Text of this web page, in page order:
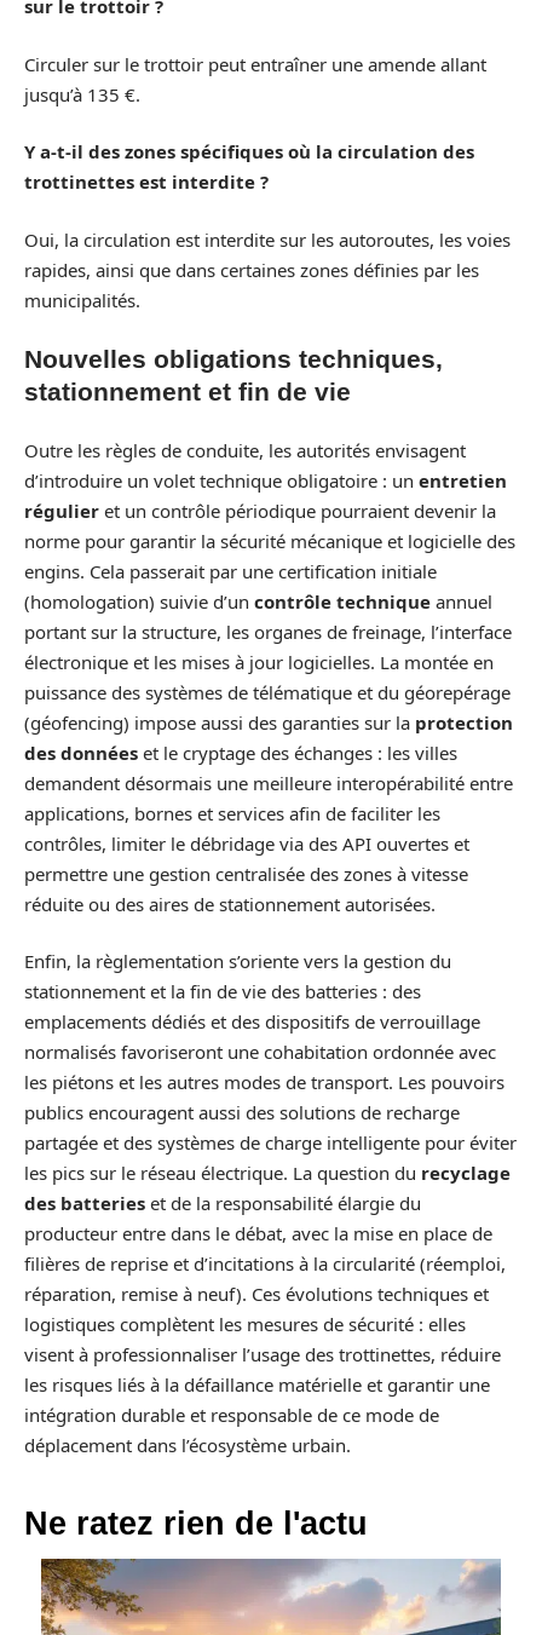
sur le trottoir ?
Circuler sur le trottoir peut entraîner une amende allant
jusqu’à 135 €.
Y a-t-il des zones spécifiques où la circulation des
trottinettes est interdite ?
Oui, la circulation est interdite sur les autoroutes, les voies
rapides, ainsi que dans certaines zones définies par les
municipalités.
Nouvelles obligations techniques,
stationnement et fin de vie
Outre les règles de conduite, les autorités envisagent
d’introduire un volet technique obligatoire : un entretien
régulier et un contrôle périodique pourraient devenir la
norme pour garantir la sécurité mécanique et logicielle des
engins. Cela passerait par une certification initiale
(homologation) suivie d’un contrôle technique annuel
portant sur la structure, les organes de freinage, l’interface
électronique et les mises à jour logicielles. La montée en
puissance des systèmes de télématique et du géorepérage
(géofencing) impose aussi des garanties sur la protection
des données et le cryptage des échanges : les villes
demandent désormais une meilleure interopérabilité entre
applications, bornes et services afin de faciliter les
contrôles, limiter le débridage via des API ouvertes et
permettre une gestion centralisée des zones à vitesse
réduite ou des aires de stationnement autorisées.
Enfin, la règlementation s’oriente vers la gestion du
stationnement et la fin de vie des batteries : des
emplacements dédiés et des dispositifs de verrouillage
normalisés favoriseront une cohabitation ordonnée avec
les piétons et les autres modes de transport. Les pouvoirs
publics encouragent aussi des solutions de recharge
partagée et des systèmes de charge intelligente pour éviter
les pics sur le réseau électrique. La question du recyclage
des batteries et de la responsabilité élargie du
producteur entre dans le débat, avec la mise en place de
filières de reprise et d’incitations à la circularité (réemploi,
réparation, remise à neuf). Ces évolutions techniques et
logistiques complètent les mesures de sécurité : elles
visent à professionnaliser l’usage des trottinettes, réduire
les risques liés à la défaillance matérielle et garantir une
intégration durable et responsable de ce mode de
déplacement dans l’écosystème urbain.
Ne ratez rien de l'actu